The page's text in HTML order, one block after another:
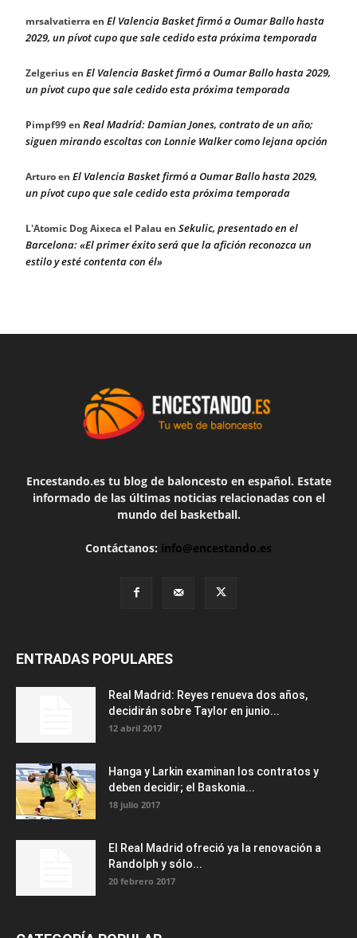
mrsalvatierraen El Valencia Basket firmó a Oumar Ballo hasta
2029, un pívot cupo que sale cedido esta próxima temporada
Zelgeriusen El Valencia Basket firmó a Oumar Ballo hasta 2029,
un pívot cupo que sale cedido esta próxima temporada
Pimpf99en Real Madrid: Damian Jones, contrato de un año;
siguen mirando escoltas con Lonnie Walker como lejana opción
Arturoen El Valencia Basket firmó a Oumar Ballo hasta 2029,
un pívot cupo que sale cedido esta próxima temporada
L'Atomic Dog Aixeca el Palau en Sekulic, presentado en el
Barcelona: «El primer éxito será que la afición reconozca un
estilo y esté contenta con él»
Encestando.es tu blog de baloncesto en español. Estate
informado de las últimas noticias relacionadas con el
mundo del basketball.
Contáctanos: info@encestando.es
ENTRADAS POPULARES
Real Madrid: Reyes renueva dos años,
decidirán sobre Taylor en junio...
12 abril 2017
Hanga y Larkin examinan los contratos y
deben decidir; el Baskonia...
18 julio 2017
El Real Madrid ofreció ya la renovación a
Randolph y sólo...
20 febrero 2017